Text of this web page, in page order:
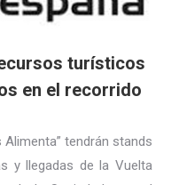
turísticos
en el recorrido
Alimenta” tendrán stands
y llegadas de la Vuelta